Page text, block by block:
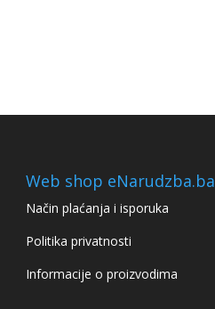
Web shop eNarudzba.ba
Način plaćanja i isporuka
Politika privatnosti
Informacije o proizvodima